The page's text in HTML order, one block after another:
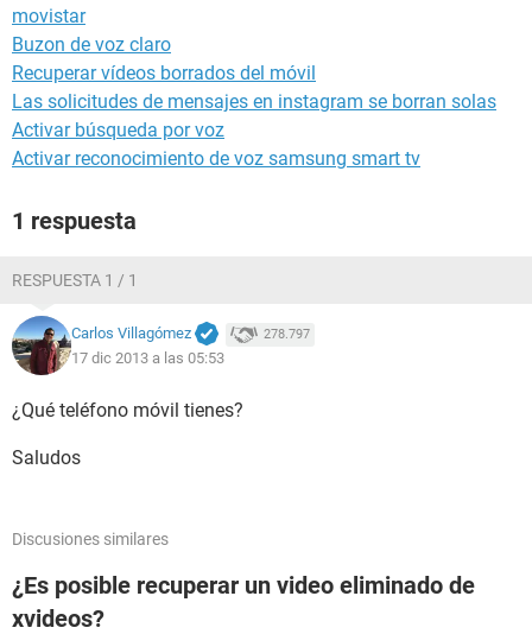
movistar
Buzon de voz claro
Recuperar vídeos borrados del móvil
Las solicitudes de mensajes en instagram se borran solas
Activar búsqueda por voz
Activar reconocimiento de voz samsung smart tv
1 respuesta
RESPUESTA 1 / 1
Carlos Villagómez 278.797
17 dic 2013 a las 05:53
¿Qué teléfono móvil tienes?
Saludos
Discusiones similares
¿Es posible recuperar un video eliminado de
xvideos?